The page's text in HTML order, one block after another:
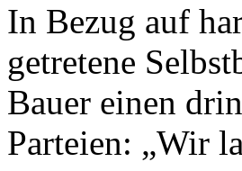
In Bezug auf
getretene
Bauer einen
Parteien: „Wir